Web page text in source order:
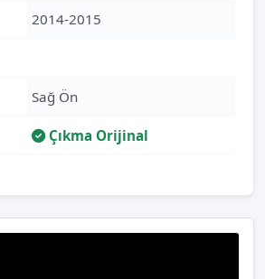
2014-2015
Sağ Ön
Çıkma Orijinal